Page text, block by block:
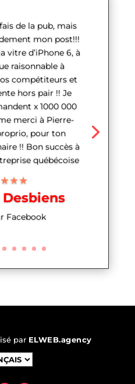
de la pub, mais
mon post!!!
vitre d’iPhone 6, à
raisonnable à
compétiteurs et
hors pair !! Je
x 1000 000
merci à Pierre-
pour ton
!! Bon succès à
québécoise
Facebook
par ELWEB.agency